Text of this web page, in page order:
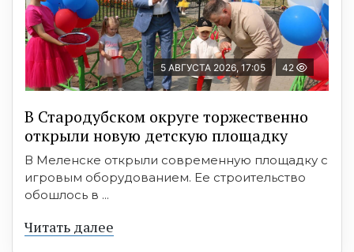
5 АВГУСТА 2026, 17:05 42
В Стародубском округе торжественно
открыли новую детскую площадку
В Меленске открыли современную площадку с
игровым оборудованием. Ее строительство
обошлось в ...
Читать далее